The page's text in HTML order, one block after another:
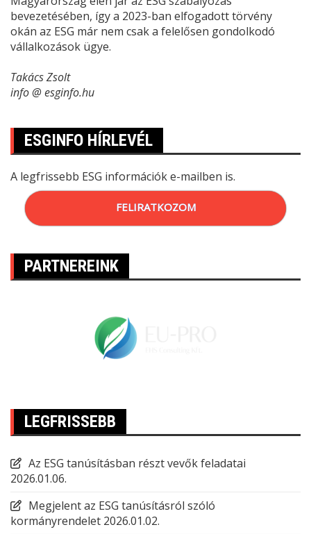
bevezetésében, így a 2023-ban elfogadott törvény
okán az ESG már nem csak a felelősen gondolkodó
vállalkozások ügye.
Takács Zsolt
info @ esginfo.hu
ESGINFO HÍRLEVÉL
A legfrissebb ESG információk e-mailben is.
FELIRATKOZOM
PARTNEREINK
LEGFRISSEBB
Az ESG tanúsításban részt vevők feladatai
2026.01.06.
Megjelent az ESG tanúsításról szóló
kormányrendelet 2026.01.02.